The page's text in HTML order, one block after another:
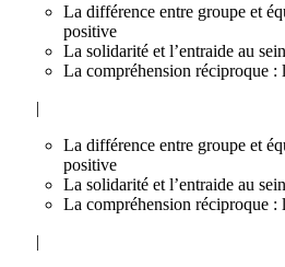
La différence entre groupe et
positive
La solidarité et l’entraide au
La compréhension réciproque :
|
La différence entre groupe et
positive
La solidarité et l’entraide au
La compréhension réciproque :
|